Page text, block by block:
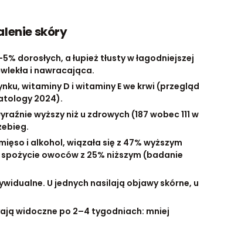
skóry
dorosłych, a łupież tłusty w łagodniejszej
i nawracająca.
witaminy D i witaminy E we krwi (przegląd
2024).
wyższy niż u zdrowych (187 wobec 111 w
i alkohol, wiązała się z 47% wyższym
owoców z 25% niższym (badanie
U jednych nasilają objawy skórne, u
widoczne po 2–4 tygodniach: mniej